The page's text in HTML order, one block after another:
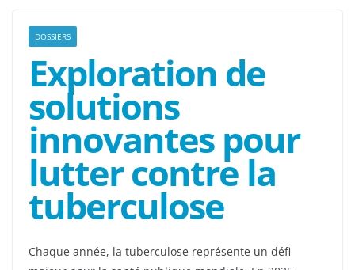
DOSSIERS
Exploration de
solutions
innovantes pour
lutter contre la
tuberculose
Chaque année, la tuberculose représente un défi